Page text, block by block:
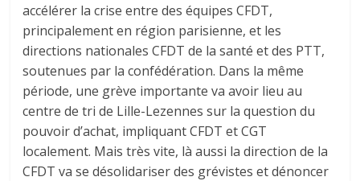
accélérer la crise entre des équipes CFDT,
principalement en région parisienne, et les
directions nationales CFDT de la santé et des PTT,
soutenues par la confédération. Dans la même
période, une grève importante va avoir lieu au
centre de tri de Lille-Lezennes sur la question du
pouvoir d’achat, impliquant CFDT et CGT
localement. Mais très vite, là aussi la direction de la
CFDT va se désolidariser des grévistes et dénoncer